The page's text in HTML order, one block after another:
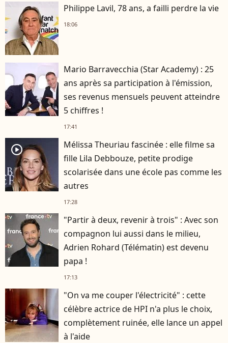
Philippe Lavil, 78 ans, a failli perdre la vie
18:06
Mario Barravecchia (Star Academy) : 25
ans après sa participation à l'émission,
ses revenus mensuels peuvent atteindre
5 chiffres !
17:41
player2
Mélissa Theuriau fascinée : elle filme sa
fille Lila Debbouze, petite prodige
scolarisée dans une école pas comme les
autres
17:28
"Partir à deux, revenir à trois" : Avec son
compagnon lui aussi dans le milieu,
Adrien Rohard (Télématin) est devenu
papa !
17:13
"On va me couper l'électricité" : cette
célèbre actrice de HPI n'a plus le choix,
complètement ruinée, elle lance un appel
à l'aide